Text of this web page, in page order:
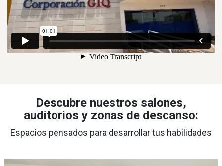
Descubre nuestros salones,
auditorios y zonas de descanso:
Espacios pensados para desarrollar tus habilidades